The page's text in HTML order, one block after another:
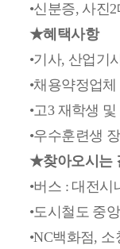
•신분증, 사진
★혜택사항
•기사, 산업기
•채용약정업
•고3 재학생
•우수훈련생
★찾아오시는
•버스 : 대전
•도시철도 중
•NC백화점,